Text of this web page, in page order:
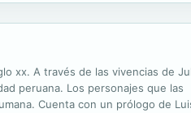
xx. A través de las vivencias de
peruana. Los personajes que las
Cuenta con un prólogo de